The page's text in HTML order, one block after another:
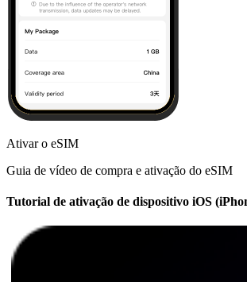
Ativar o eSIM
Guia de vídeo de compra e ativação do eSIM
Tutorial de ativação de dispositivo iOS